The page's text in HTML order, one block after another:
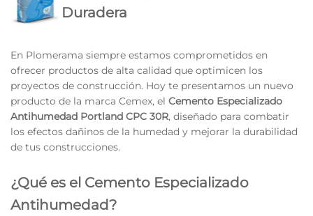
Duradera
En Plomerama siempre estamos comprometidos en
ofrecer productos de alta calidad que optimicen los
proyectos de construcción. Hoy te presentamos un nuevo
producto de la marca Cemex, el Cemento Especializado
Antihumedad Portland CPC 30R, diseñado para combatir
los efectos dañinos de la humedad y mejorar la durabilidad
de tus construcciones.
¿Qué es el Cemento Especializado
Antihumedad?